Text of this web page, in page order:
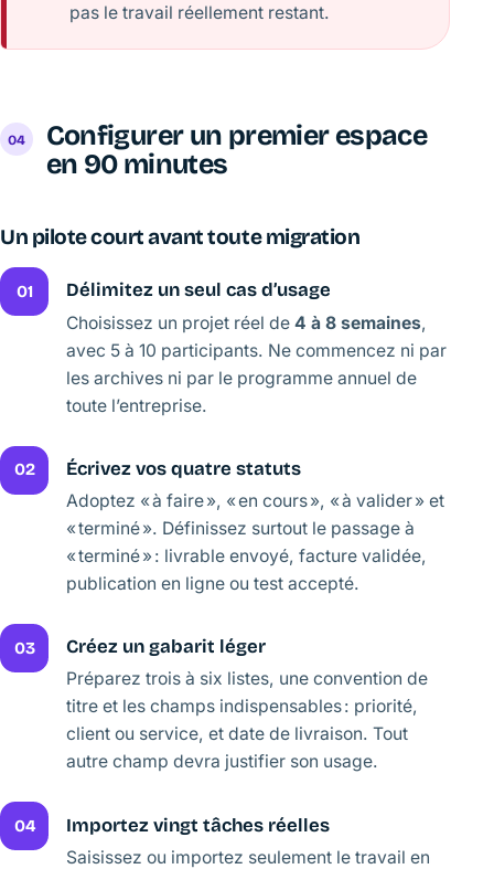
pas le travail réellement restant.
Configurer un premier espace
en 90 minutes
Un pilote court avant toute migration
01 Délimitez un seul cas d’usage
Choisissez un projet réel de 4 à 8 semaines,
avec 5 à 10 participants. Ne commencez ni par
les archives ni par le programme annuel de
toute l’entreprise.
02 Écrivez vos quatre statuts
Adoptez « à faire », « en cours », « à valider » et
« terminé ». Définissez surtout le passage à
« terminé » : livrable envoyé, facture validée,
publication en ligne ou test accepté.
03 Créez un gabarit léger
Préparez trois à six listes, une convention de
titre et les champs indispensables : priorité,
client ou service, et date de livraison. Tout
autre champ devra justifier son usage.
04 Importez vingt tâches réelles
Saisissez ou importez seulement le travail en